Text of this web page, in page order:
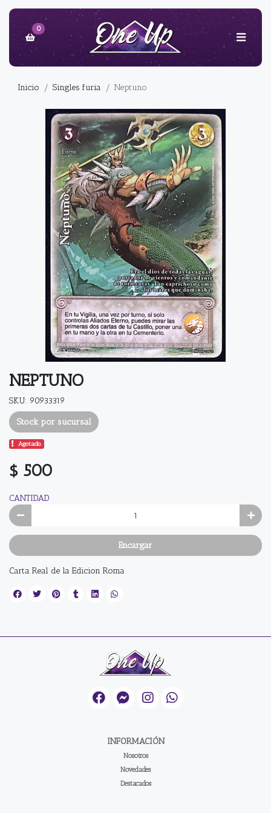
0
Inicio Singles furia Neptuno
NEPTUNO
SKU: 90933319
Stock por sucursal
Agotado.
$ 500
CANTIDAD
Encargar
Carta Real de la Edicion Roma
INFORMACIÓN
Nosotros
Novedades
Destacados